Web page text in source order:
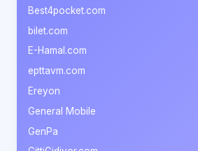
Best4pocket.com
bilet.com
E-Hamal.com
epttavm.com
Ereyon
General Mobile
GenPa